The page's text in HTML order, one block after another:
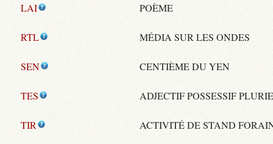
LAI POÈME
RTL MÉDIA SUR LES ONDES
SEN CENTIÈME DU YEN
TES ADJECTIF POSSESSIF
TIR ACTIVITÉ DE STAND